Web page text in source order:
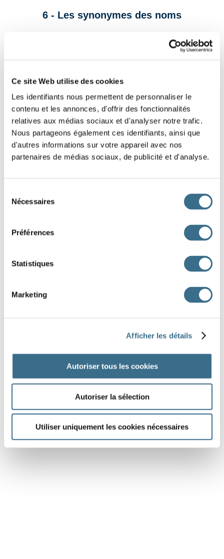
Ce site Web utilise des cookies
Les identifiants nous permettent de personnaliser le
contenu et les annonces, d'offrir des fonctionnalités
relatives aux médias sociaux et d'analyser notre trafic.
Nous partageons également ces identifiants, ainsi que
d'autres informations sur votre appareil avec nos
partenaires de médias sociaux, de publicité et d'analyse.
Nécessaires
Préférences
Statistiques
Marketing
Afficher les détails
Autoriser tous les cookies
Autoriser la sélection
Utiliser uniquement les cookies nécessaires
6 - Les synonymes des noms
Glisse les synonymes devant les bons noms.
une cité
un logement
un cheval